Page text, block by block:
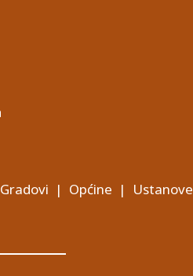
Gradovi | Općine | Ustanove